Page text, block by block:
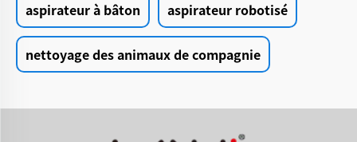
aspirateur à bâton aspirateur robotisé
nettoyage des animaux de compagnie